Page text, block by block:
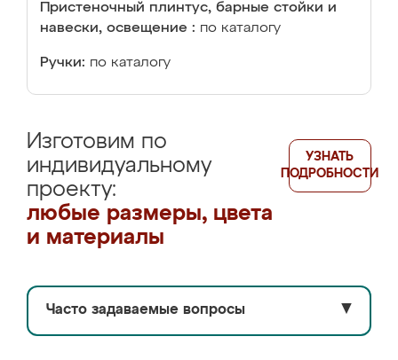
Пристеночный плинтус, барные стойки и
навески, освещение : по каталогу
Ручки: по каталогу
Изготовим по
индивидуальному
проекту:
любые размеры, цвета
и материалы
УЗНАТЬ
ПОДРОБНОСТИ
Часто задаваемые вопросы ▼